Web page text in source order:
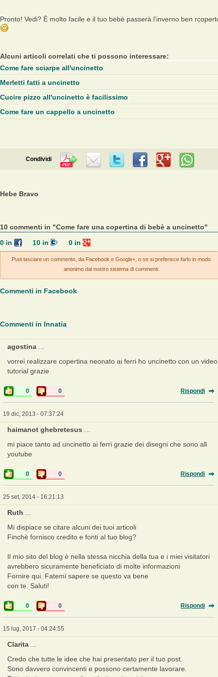
Pronto! Vedi? È molto facile e il tuo bebè passerà l’inverno ben
Alcuni articoli correlati che ti possono interessare:
Come fare sciarpe all'uncinetto
Merletti fatti a uncinetto
Cucire pizzo all'uncinetto è facilissimo
Come fare un cappello a uncinetto
Condividi
Hebe Bravo
10 commenti in "Come fare una copertina di bebè a uncinetto"
0in 10in 0 in
Puoi lasciare un commento, da Facebook e Google+, o se si preferisce farlo in modo
anonimo dal nostro sistema di commenti
Commenti in Facebook
Commenti in Innatia
agostina
vorrei realizzare copertina neonato ai ferri ho uncinetto con un video
tutorial grazie
0 0 Rispondi
19 dic, 2013 - 07:37:24
haimanot ghebretesus
mi piace tanto ad uncinetto ai ferri grazie dei disegni che sono all
youtube
0 0 Rispondi
25 set, 2014 - 16:21:13
Ruth
Mi dispiace se citare alcuni dei tuoi articoli
Finchè fornisco credito e fonti al tuo blog?
Il mio sito del blog è nella stessa nicchia della tua e i miei visitatori
avrebbero sicuramente beneficiato di molte informazioni
Fornire qui. Fatemi sapere se questo va bene
con te. Saluti!
0 0 Rispondi
15 lug, 2017 - 04:24:55
Clarita
Credo che tutte le idee che hai presentato per il tuo post.
Sono davvero convincenti e possono certamente lavorare.